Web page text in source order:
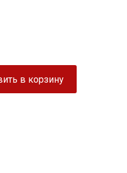
в корзину